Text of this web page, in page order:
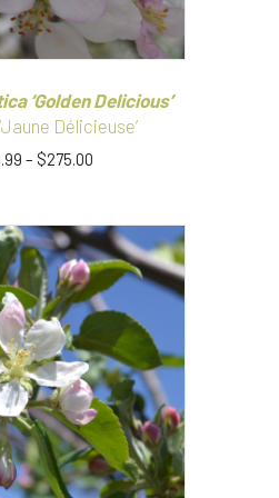
page
du
produit
‘Golden Delicious’
Délicieuse’
– $275.00
a
plusieurs
variations.
Les
options
peuvent
être
choisies
sur
la
page